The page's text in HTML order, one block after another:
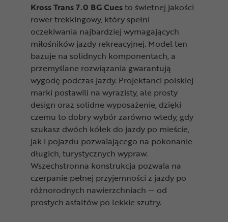
Kross Trans 7.0 BG Cuesto świetnej jakości
rower trekkingowy, który spełni
oczekiwania najbardziej wymagających
miłośników jazdy rekreacyjnej. Model ten
bazuje na solidnych komponentach, a
przemyślane rozwiązania gwarantują
wygodę podczas jazdy. Projektanci polskiej
marki postawili na wyrazisty, ale prosty
design oraz solidne wyposażenie, dzięki
czemu to dobry wybór zarówno wtedy, gdy
szukasz dwóch kółek do jazdy po mieście,
jak i pojazdu pozwalającego na pokonanie
długich, turystycznych wypraw.
Wszechstronna konstrukcja pozwala na
czerpanie pełnej przyjemności z jazdy po
różnorodnych nawierzchniach — od
prostych asfaltów po lekkie szutry.